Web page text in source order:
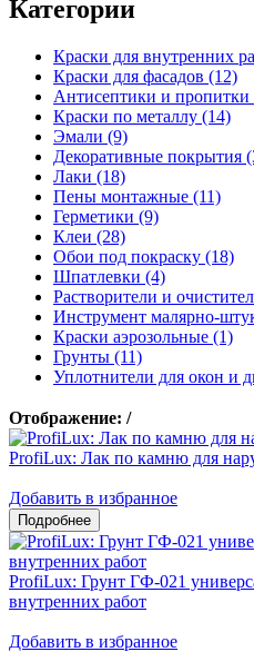
Категории
Краски для внутренних
Краски для фасадов (12)
Антисептики и пропитки
Краски по металлу (14)
Эмали (9)
Декоративные покрытия
Лаки (18)
Пены монтажные (11)
Герметики (9)
Клеи (28)
Обои под покраску (18)
Шпатлевки (4)
Растворители и
Инструмент малярно-
Краски аэрозольные (1)
Грунты (11)
Уплотнители для окон и
Отображение: /
ProfiLux: Лак по камню для
Добавить в избранное
ProfiLux: Грунт ГФ-021
внутренних работ
Добавить в избранное